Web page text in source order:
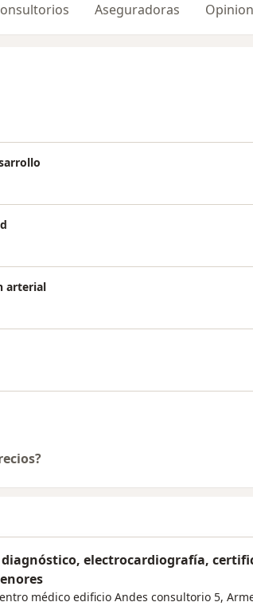
Aseguradoras
arterial
electrocardiografía,
médico edificio Andes consultorio 5,